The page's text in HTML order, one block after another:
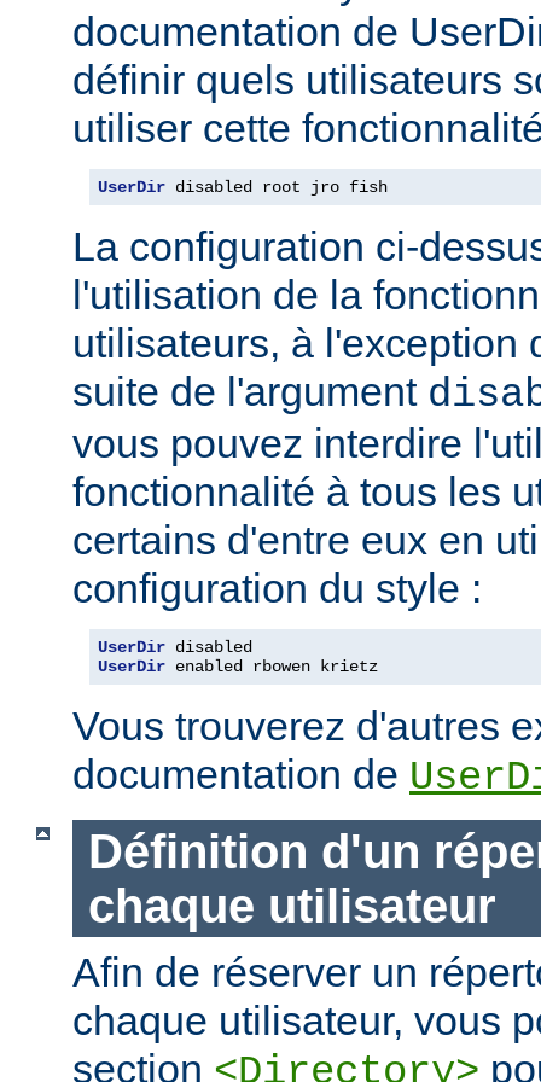
documentation de
définir quels utilisateurs
utiliser cette
UserDir disabled root jro fish
La configuration ci-
l'utilisation de la
utilisateurs, à l'exception
suite de l'argument
vous pouvez interdire
fonctionnalité à tous les
certains d'entre eux en
configuration du style :
UserDir
UserDir enabled rbowen krietz
Vous trouverez d'autres
documentation de
Définition d'un
chaque utilisateur
Afin de réserver un
chaque utilisateur, vous
section <Directory>